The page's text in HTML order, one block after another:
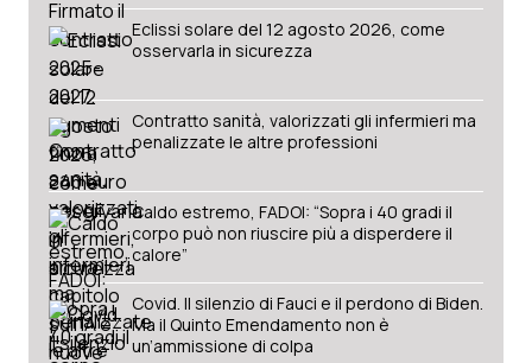
Eclissi solare del 12 agosto 2026, come
osservarla in sicurezza
Contratto sanità, valorizzati gli infermieri ma
penalizzate le altre professioni
Caldo estremo, FADOI: “Sopra i 40 gradi il
corpo può non riuscire più a disperdere il
calore”
Covid. Il silenzio di Fauci e il perdono di Biden.
Ma il Quinto Emendamento non è
un’ammissione di colpa